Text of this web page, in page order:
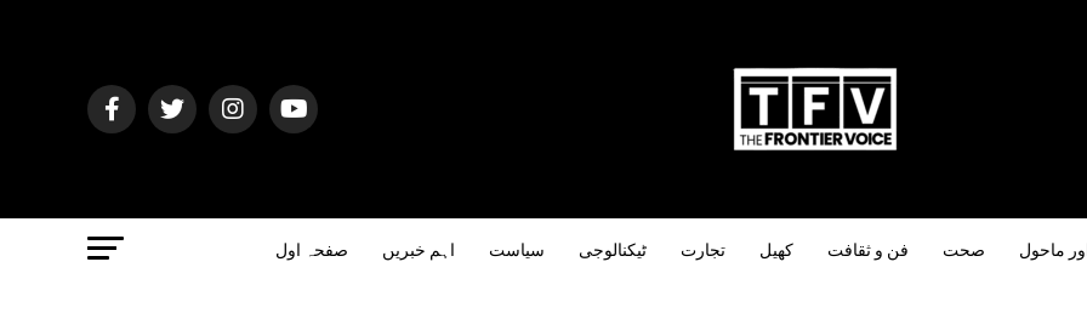
صفحہ اول اہم خبریں سیاست ٹیکنالوجی تجارت کھیل فن و ثقافت صحت ماحول